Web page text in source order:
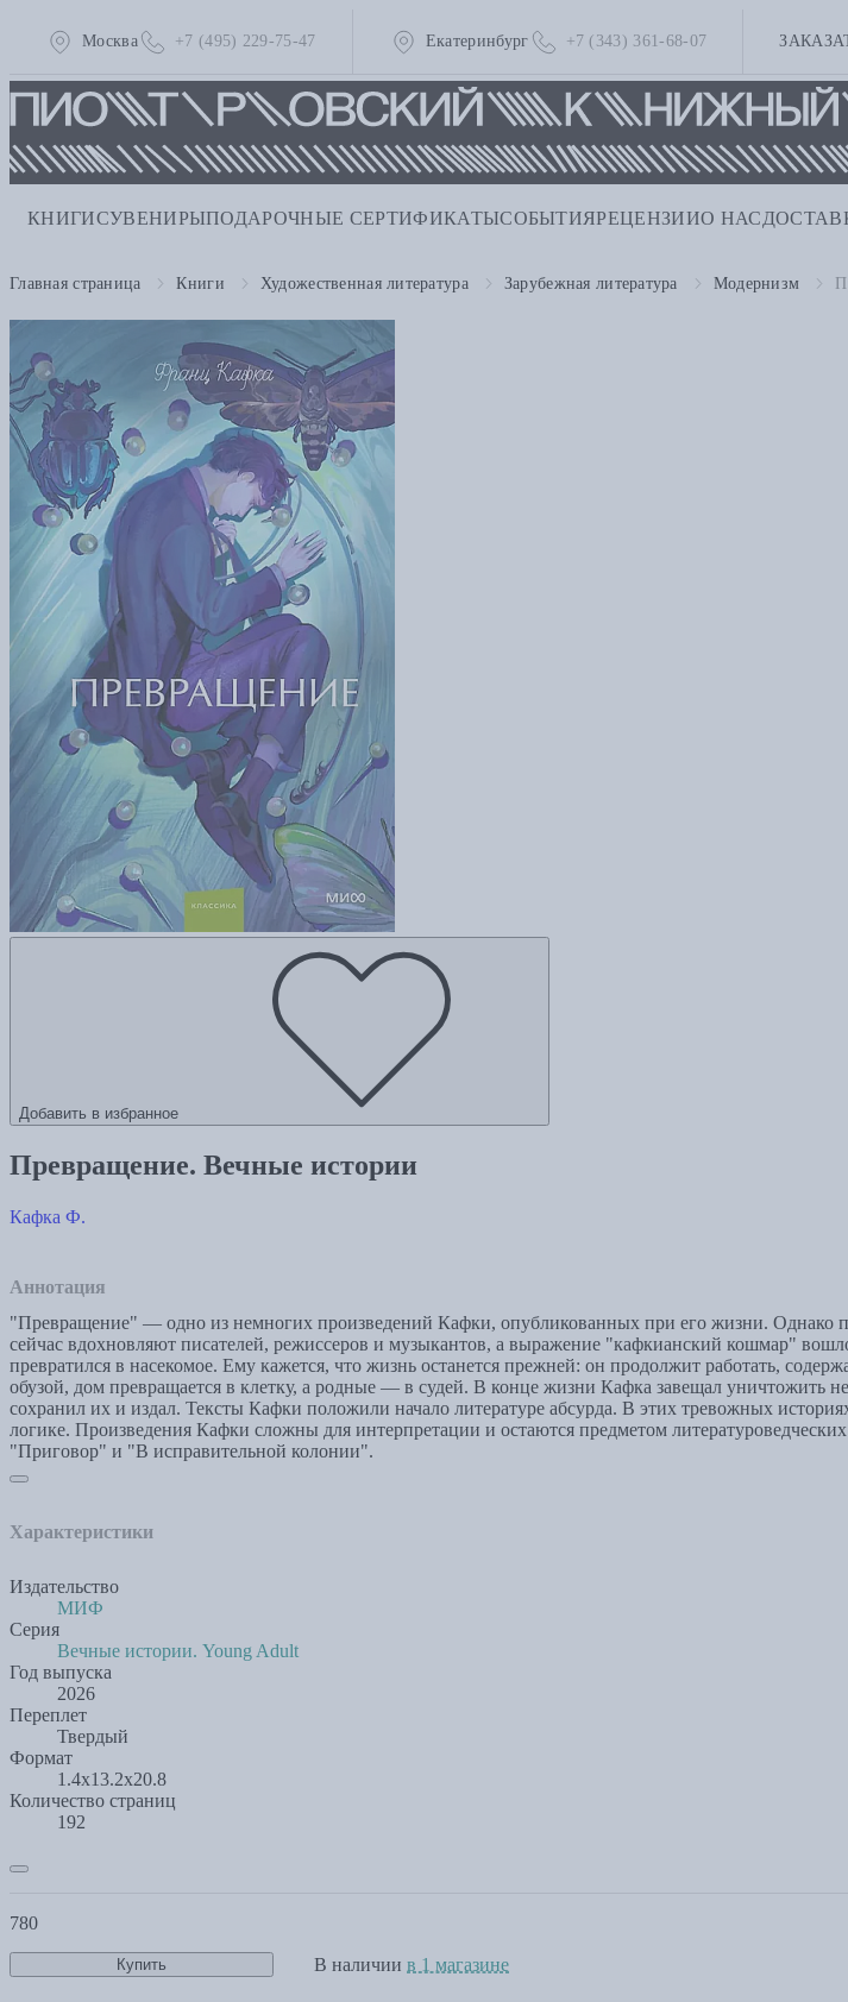
Москва +7 (495) 229-75-47 Екатеринбург +7 (343) 361-68-07
КНИГИСУВЕНИРЫПОДАРОЧНЫЕ СЕРТИФИКАТЫСОБЫТИЯРЕЦЕНЗИИО НАС
Главная страница Книги Художественная литература Зарубежная литература Модернизм
Добавить в избранное
Превращение. Вечные истории
Кафка Ф.
Аннотация
"Превращение" — одно из немногих произведений Кафки, опубликованных при его жизни. Однако
сейчас вдохновляют писателей, режиссеров и музыкантов, а выражение "кафкианский кошмар"
превратился в насекомое. Ему кажется, что жизнь останется прежней: он продолжит работать,
обузой, дом превращается в клетку, а родные — в судей. В конце жизни Кафка завещал уничтожить
сохранил их и издал. Тексты Кафки положили начало литературе абсурда. В этих тревожных
логике. Произведения Кафки сложны для интерпретации и остаются предметом
"Приговор" и "В исправительной колонии".
Характеристики
Издательство
МИФ
Серия
Вечные истории. Young Adult
Год выпуска
2026
Переплет
Твердый
Формат
1.4x13.2x20.8
Количество страниц
192
780
Купить В наличии в 1 магазине